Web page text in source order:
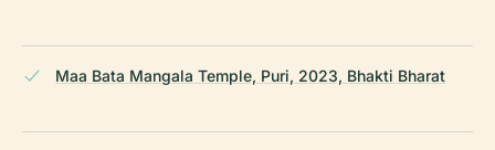
Maa Bata Mangala Temple, Puri, 2023, Bhakti Bharat